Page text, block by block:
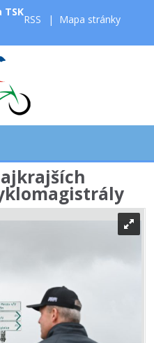
RSS | Mapa stránky